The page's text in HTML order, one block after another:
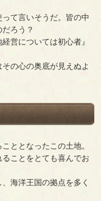
て言いそうだ。皆の中
ろう？
営については初心者』
の心の奥底が見えぬよ
ととなったこの土地。
ことをとても喜んでお
海洋王国の拠点を多く